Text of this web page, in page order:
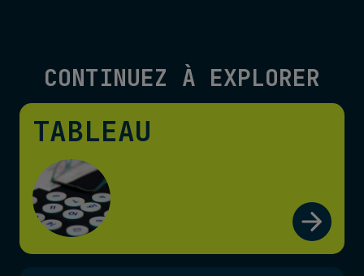
CONTINUEZ À EXPLORER
TABLEAU